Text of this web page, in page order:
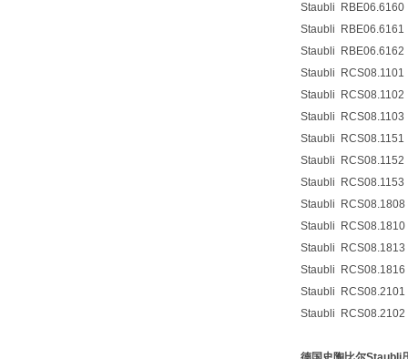
Staubli
RBE06.6160
Staubli
RBE06.6161
Staubli
RBE06.6162
Staubli
RCS08.1101
Staubli
RCS08.1102
Staubli
RCS08.1103
Staubli
RCS08.1151
Staubli
RCS08.1152
Staubli
RCS08.1153
Staubli
RCS08.1808
Staubli
RCS08.1810
Staubli
RCS08.1813
Staubli
RCS08.1816
Staubli
RCS08.2101
Staubli
RCS08.2102